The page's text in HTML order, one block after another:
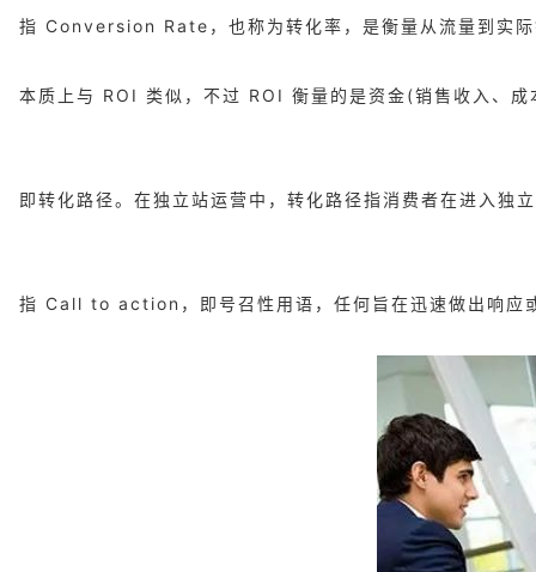
指 Conversion Rate，也称为转化率，是衡量从流量到实
本质上与 ROI 类似，不过 ROI 衡量的是资金(销售收入、
即转化路径。在独立站运营中，转化路径指消费者在进入独
指 Call to action，即号召性用语，任何旨在迅速做出响应